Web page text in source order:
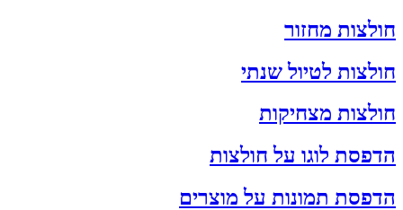
חולצות מחזור
חולצות לטיול שנתי
חולצות מצחיקות
הדפסת לוגו על חולצות
הדפסת תמונות על מוצרים